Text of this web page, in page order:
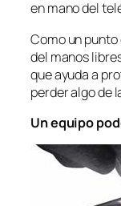
en mano del
Como un
del manos
que ayuda a
perder algo de
Un equipo